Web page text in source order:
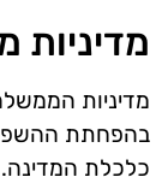
מדיניות
מדיניות
בהפחתת
כלכלת המדינה.